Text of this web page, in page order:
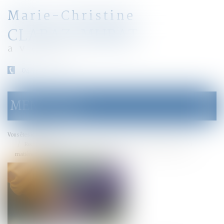
Marie-Christine
CLARAZ-MURAT
avocat
le
menu
MENU
Vous êtes ici :
matière d’adoption